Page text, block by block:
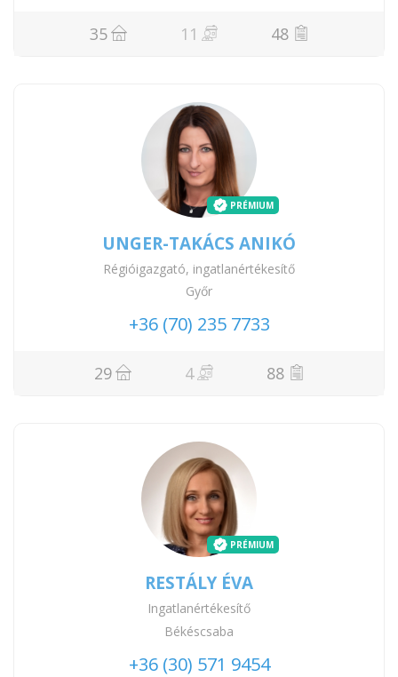
35 11 48
PRÉMIUM
UNGER-TAKÁCS ANIKÓ
Régióigazgató, ingatlanértékesítő
Győr
+36 (70) 235 7733
29 4 88
PRÉMIUM
RESTÁLY ÉVA
Ingatlanértékesítő
Békéscsaba
+36 (30) 571 9454